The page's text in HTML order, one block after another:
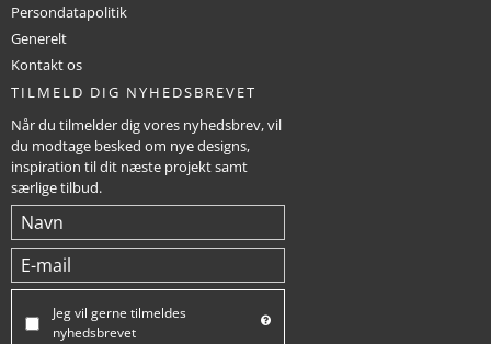
Persondatapolitik
Generelt
Kontakt os
TILMELD DIG NYHEDSBREVET
Når du tilmelder dig vores nyhedsbrev, vil
du modtage besked om nye designs,
inspiration til dit næste projekt samt
særlige tilbud.
Jeg vil gerne tilmeldes
nyhedsbrevet